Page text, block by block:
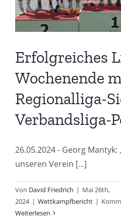
Erfolgreiches
Wochenende
Regionalliga-
Verbandsliga-
26.05.2024 - Georg
unseren Verein [...]
Von David Friedrich | Mai 26th,
2024 | Wettkampfbericht |
Weiterlesen